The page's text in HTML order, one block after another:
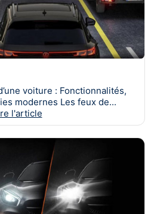
voiture : Fonctionnalités,
importance et technologies modernes Les feux de...
l'article